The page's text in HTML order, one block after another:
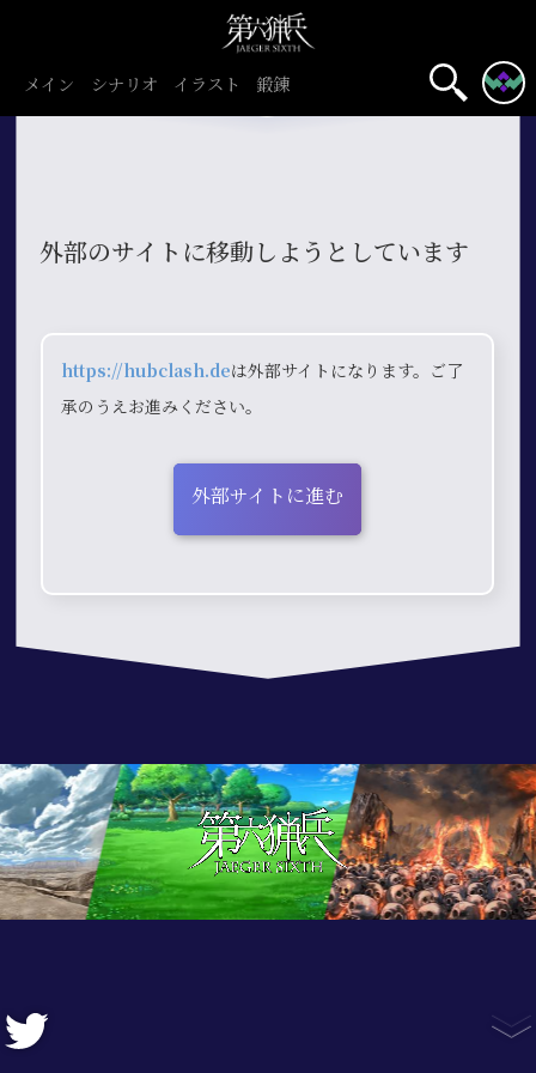
メイン シナリオ イラスト 鍛錬
外部のサイトに移動しようとしています
https://hubclash.deは外部サイトになります。ご了
承のうえお進みください。
外部サイトに進む